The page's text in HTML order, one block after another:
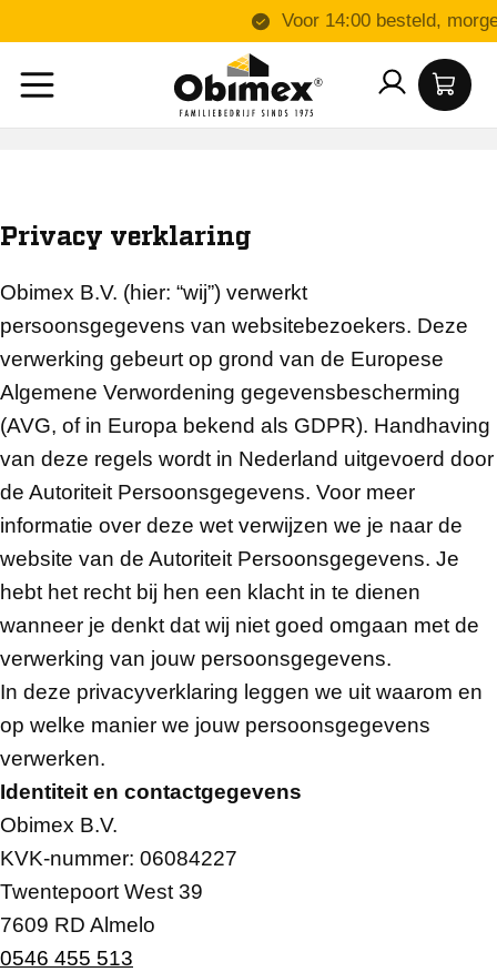
Privacy verklaring
Obimex B.V. (hier: “wij”) verwerkt
persoonsgegevens van websitebezoekers. Deze
verwerking gebeurt op grond van de Europese
Algemene Verwordening gegevensbescherming
(AVG, of in Europa bekend als GDPR). Handhaving
van deze regels wordt in Nederland uitgevoerd door
de Autoriteit Persoonsgegevens. Voor meer
informatie over deze wet verwijzen we je naar de
website van de Autoriteit Persoonsgegevens. Je
hebt het recht bij hen een klacht in te dienen
wanneer je denkt dat wij niet goed omgaan met de
verwerking van jouw persoonsgegevens.
In deze privacyverklaring leggen we uit waarom en
op welke manier we jouw persoonsgegevens
verwerken.
Identiteit en contactgegevens
Obimex B.V.
KVK-nummer: 06084227
Twentepoort West 39
7609 RD Almelo
0546 455 513